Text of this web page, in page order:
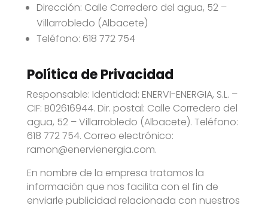
Dirección: Calle Corredero del agua, 52 –
Villarrobledo (Albacete)
Teléfono: 618 772 754
Política de Privacidad
Responsable: Identidad: ENERVI-ENERGIA, S.L. –
CIF: B02616944. Dir. postal: Calle Corredero del
agua, 52 – Villarrobledo (Albacete). Teléfono:
618 772 754. Correo electrónico:
ramon@enervienergia.com.
En nombre de la empresa tratamos la
información que nos facilita con el fin de
enviarle publicidad relacionada con nuestros